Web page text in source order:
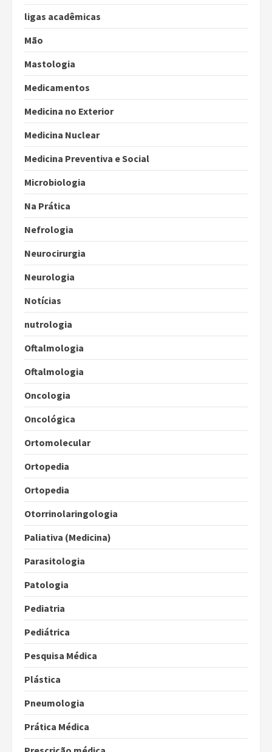
ligas acadêmicas
Mão
Mastologia
Medicamentos
Medicina no Exterior
Medicina Nuclear
Medicina Preventiva e Social
Microbiologia
Na Prática
Nefrologia
Neurocirurgia
Neurologia
Notícias
nutrologia
Oftalmologia
Oftalmologia
Oncologia
Oncológica
Ortomolecular
Ortopedia
Ortopedia
Otorrinolaringologia
Paliativa (Medicina)
Parasitologia
Patologia
Pediatria
Pediátrica
Pesquisa Médica
Plástica
Pneumologia
Prática Médica